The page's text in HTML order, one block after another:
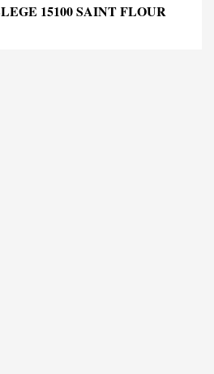
15100 SAINT FLOUR